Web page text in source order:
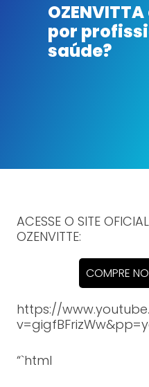
por
saúde?
ACESSE O SITE
OZENVITTE:
COMPRE
https://
“`html